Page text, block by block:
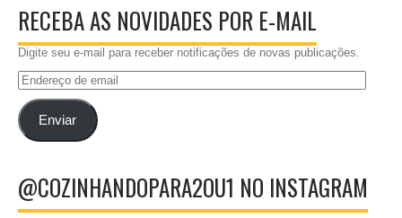
RECEBA AS NOVIDADES POR E-MAIL
Digite seu e-mail para receber notificações de novas publicações.
Endereço
emailEnviar
@COZINHANDOPARA2OU1 NO INSTAGRAM